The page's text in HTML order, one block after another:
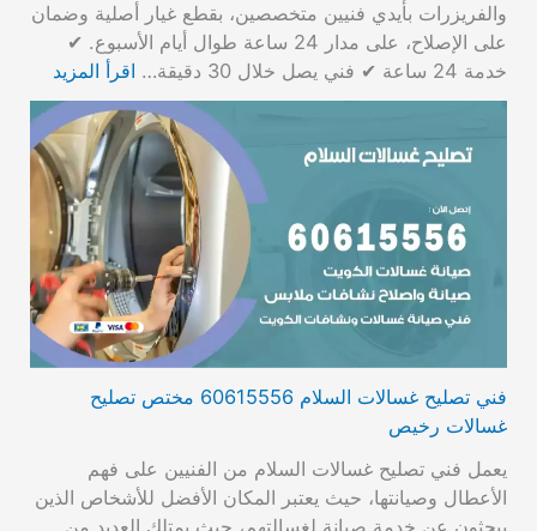
والفريزرات بأيدي فنيين متخصصين، بقطع غيار أصلية وضمان
على الإصلاح، على مدار 24 ساعة طوال أيام الأسبوع. ✔
خدمة 24 ساعة ✔ فني يصل خلال 30 دقيقة…
اقرأ المزيد
فني تصليح غسالات السلام 60615556 مختص تصليح
غسالات رخيص
يعمل فني تصليح غسالات السلام من الفنيين على فهم
الأعطال وصيانتها، حيث يعتبر المكان الأفضل للأشخاص الذين